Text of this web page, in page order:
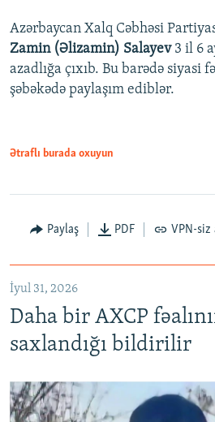
Azərbaycan Xalq Cəbhəsi
Zamin (Əlizamin) Salayev 3 il 6
azadlığa çıxıb. Bu barədə siyasi
şəbəkədə paylaşım ediblər.
Ətraflı burada oxuyun
Paylaş PDF VPN-siz
İyul 31, 2026
Daha bir AXCP
saxlandığı bildirilir